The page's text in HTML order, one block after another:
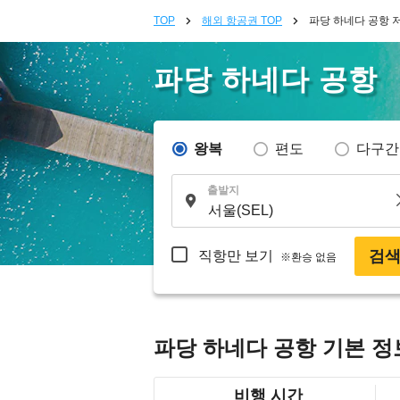
TOP 해외 항공권 TOP 파당 하네다 공항
파당 하네다 공항
왕복 편도 다구간
출발지
직항만 보기 ※환승 없음 검색
파당 하네다 공항 기본 정
비행 시간